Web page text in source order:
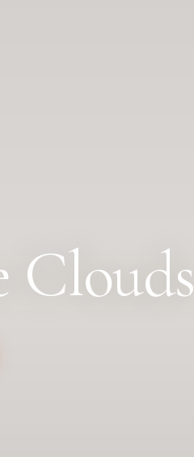
Clouds